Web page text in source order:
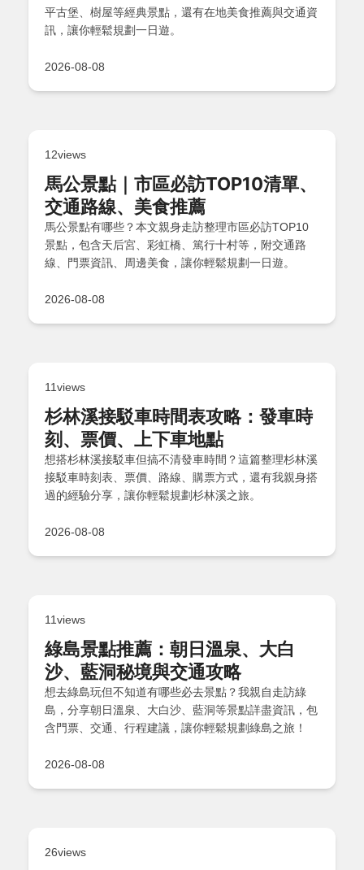
平古堡、樹屋等經典景點，還有在地美食推薦與交通資
訊，讓你輕鬆規劃一日遊。
2026-08-08
12views
馬公景點｜市區必訪TOP10清單、
交通路線、美食推薦
馬公景點有哪些？本文親身走訪整理市區必訪TOP10
景點，包含天后宮、彩虹橋、篤行十村等，附交通路
線、門票資訊、周邊美食，讓你輕鬆規劃一日遊。
2026-08-08
11views
杉林溪接駁車時間表攻略：發車時
刻、票價、上下車地點
想搭杉林溪接駁車但搞不清發車時間？這篇整理杉林溪
接駁車時刻表、票價、路線、購票方式，還有我親身搭
過的經驗分享，讓你輕鬆規劃杉林溪之旅。
2026-08-08
11views
綠島景點推薦：朝日溫泉、大白
沙、藍洞秘境與交通攻略
想去綠島玩但不知道有哪些必去景點？我親自走訪綠
島，分享朝日溫泉、大白沙、藍洞等景點詳盡資訊，包
含門票、交通、行程建議，讓你輕鬆規劃綠島之旅！
2026-08-08
26views